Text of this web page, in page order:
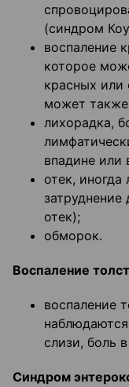
(синдром
воспаление
которое
красных или
может также
лихорадка,
впадине или
отек,
отек);
обморок.
Воспаление
воспаление
слизи, боль
Синдром